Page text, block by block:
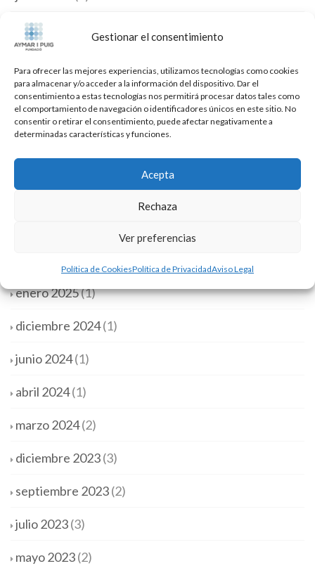
Gestionar el consentimiento
Para ofrecer las mejores experiencias, utilizamos tecnologías como cookies
para almacenar y/o acceder a la información del dispositivo. Dar el
consentimiento a estas tecnologías nos permitirá procesar datos tales como
el comportamiento de navegación o identificadores únicos en este sitio. No
consentir o retirar el consentimiento, puede afectar negativamente a
determinadas características y funciones.
Acepta
Rechaza
Ver preferencias
Política de CookiesPolítica de PrivacidadAviso Legal
mayo 2026
febrero 2026(1)
enero 2026(1)
diciembre 2025(1)
septiembre 2025(1)
enero 2025(1)
diciembre 2024(1)
junio 2024(1)
abril 2024(1)
marzo 2024(2)
diciembre 2023(3)
septiembre 2023(2)
julio 2023(3)
mayo 2023(2)